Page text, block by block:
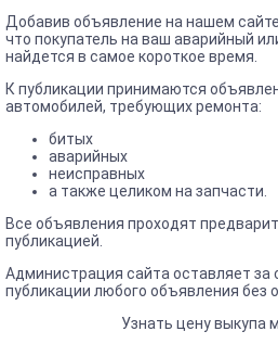
Добавив объявление на нашем
что покупатель на ваш аварийный
найдется в самое короткое время.
К публикации принимаются
автомобилей, требующих ремонта:
битых
аварийных
неисправных
а также целиком на запчасти.
Все объявления проходят
публикацией.
Администрация сайта оставляет за
публикации любого объявления без
Узнать цену выкупа